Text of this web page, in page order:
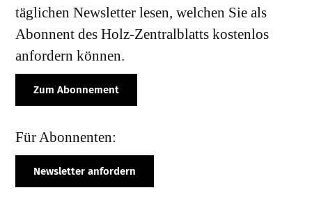
täglichen Newsletter lesen, welchen Sie als
Abonnent des Holz-Zentralblatts kostenlos
anfordern können.
Zum Abonnement
Für Abonnenten:
Newsletter anfordern